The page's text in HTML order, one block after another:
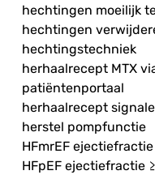
hechtingen moeilijk
hechtingen
hechtingstechniek
herhaalrecept MTX
patiëntenportaal
herhaalrecept
herstel pompfunctie
HFmrEF
HFpEF ejectiefractie